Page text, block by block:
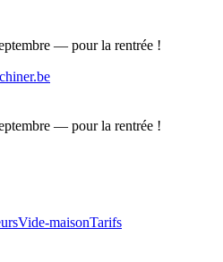
— pour la rentrée !
— pour la rentrée !
Vide-maisonTarifs